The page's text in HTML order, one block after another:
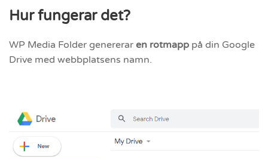
Hur fungerar det?
WP Media Folder genererar en rotmapp på din Google
Drive med webbplatsens namn.